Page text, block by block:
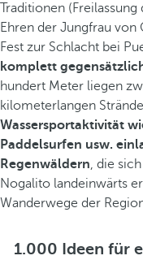
Traditionen
Ehren der Jungfrau von
Fest zur Schlacht bei
komplett
hundert Meter liegen
kilometerlangen
Wassersportaktivität
Paddelsurfen usw.
Regenwäldern, die
Nogalito landeinwärts
Wanderwege der
1.000 Ideen für